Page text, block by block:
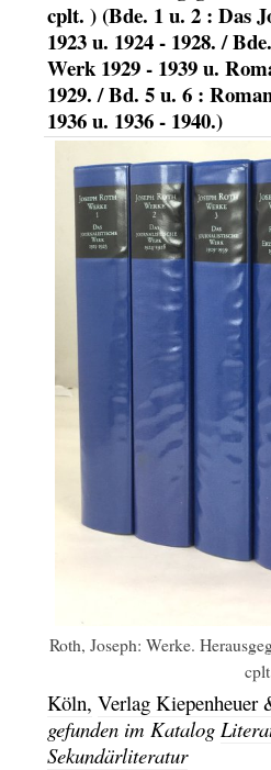
cplt. ) (Bde. 1 u. 2 : Das
1923 u. 1924 - 1928. /
Werk 1929 - 1939 u.
1929. / Bd. 5 u. 6 :
1936 u. 1936 - 1940.)
Roth, Joseph: Werke.
Köln, Verlag Kiepenheuer
gefunden im Katalog
Sekundärliteratur